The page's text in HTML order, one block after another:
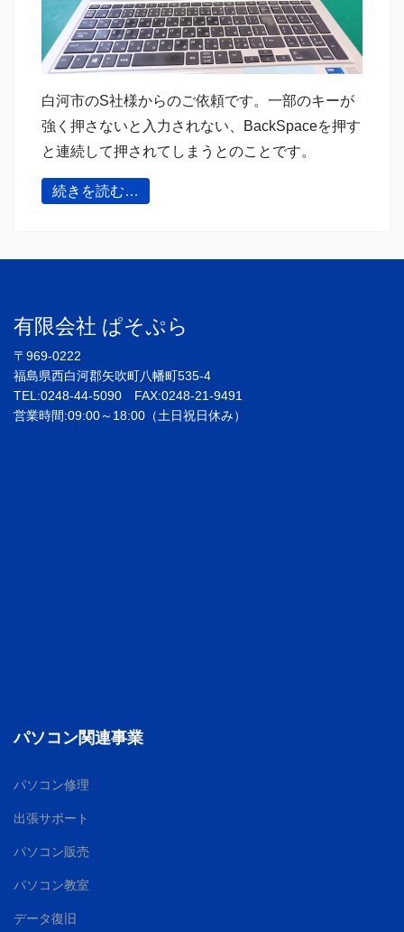
白河市のS社様からのご依頼です。一部のキーが
強く押さないと入力されない、BackSpaceを押す
と連続して押されてしまうとのことです。
続きを読む…
有限会社 ぱそぷら
〒969-0222
福島県西白河郡矢吹町八幡町535-4
TEL:0248-44-5090 FAX:0248-21-9491
営業時間:09:00～18:00（土日祝日休み）
パソコン関連事業
パソコン修理
出張サポート
パソコン販売
パソコン教室
データ復旧